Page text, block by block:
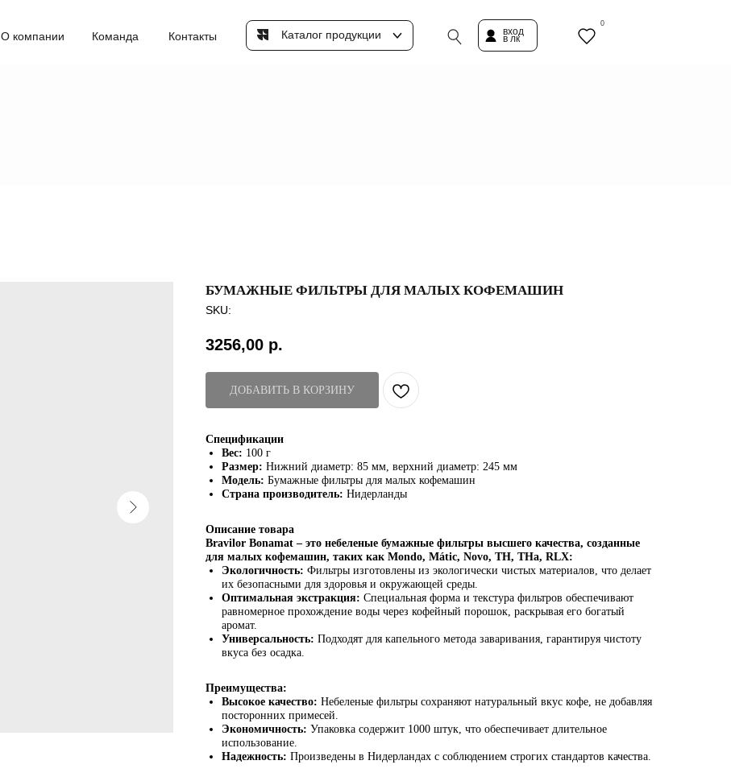
вход
в лк
Каталог продукции
Контакты
Команда
О компании
0
БУМАЖНЫЕ ФИЛЬТРЫ ДЛЯ МАЛЫХ КОФЕМАШИН
SKU:
3256,00 р.
ДОБАВИТЬ В КОРЗИНУ
Спецификации
Вес: 100 г
Размер: Нижний диаметр: 85 мм, верхний диаметр: 245 мм
Модель: Бумажные фильтры для малых кофемашин
Страна производитель: Нидерланды
Описание товара
Bravilor Bonamat – это небеленые бумажные фильтры высшего качества, созданные
для малых кофемашин, таких как Mondo, Mátiс, Novo, TH, THa, RLX:
Экологичность: Фильтры изготовлены из экологически чистых материалов, что делает
их безопасными для здоровья и окружающей среды.
Оптимальная экстракция: Специальная форма и текстура фильтров обеспечивают
равномерное прохождение воды через кофейный порошок, раскрывая его богатый
аромат.
Универсальность: Подходят для капельного метода заваривания, гарантируя чистоту
вкуса без осадка.
Преимущества:
Высокое качество: Небеленые фильтры сохраняют натуральный вкус кофе, не добавляя
посторонних примесей.
Экономичность: Упаковка содержит 1000 штук, что обеспечивает длительное
использование.
Надежность: Произведены в Нидерландах с соблюдением строгих стандартов качества.
Кофемашины
Аксессуары